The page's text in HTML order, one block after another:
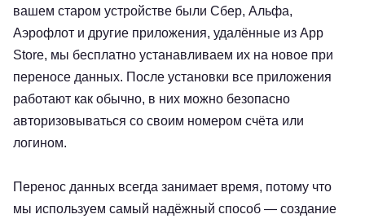
вашем старом устройстве были Сбер, Альфа,
Аэрофлот и другие приложения, удалённые из App
Store, мы бесплатно устанавливаем их на новое при
переносе данных. После установки все приложения
работают как обычно, в них можно безопасно
авторизовываться со своим номером счёта или
логином.
Перенос данных всегда занимает время, потому что
мы используем самый надёжный способ — создание